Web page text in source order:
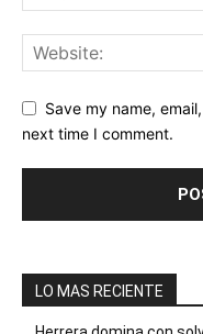
Save my name,
next time I comment.
LO MAS RECIENTE